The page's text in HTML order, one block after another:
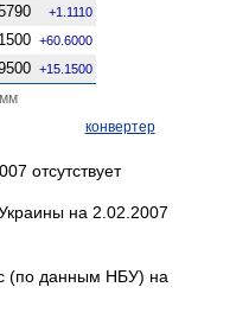
+1.1110
+60.6000
+15.1500
конвертер
отсутствует
на 2.02.2007
(по данным НБУ) на